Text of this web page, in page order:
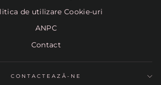
de utilizare Cookie-uri
ANPC
Contact
CONTACTEAZĂ-NE